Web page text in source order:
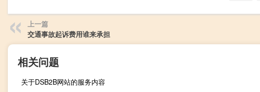
上一篇
交通事故起诉费用谁来承担
相关问题
关于DSB2B网站的服务内容